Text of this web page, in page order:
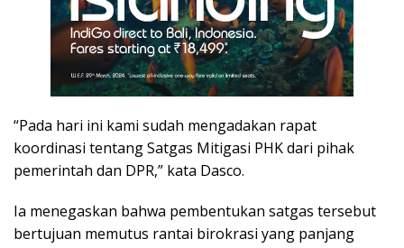
“Pada hari ini kami sudah mengadakan rapat
koordinasi tentang Satgas Mitigasi PHK dari pihak
pemerintah dan DPR,” kata Dasco.
Ia menegaskan bahwa pembentukan satgas tersebut
bertujuan memutus rantai birokrasi yang panjang